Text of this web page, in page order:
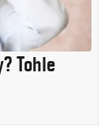
Tohle